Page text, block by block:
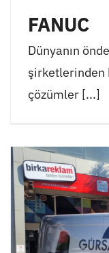
FANUC
Dünyanın
şirketlerinden
çözümler [...]